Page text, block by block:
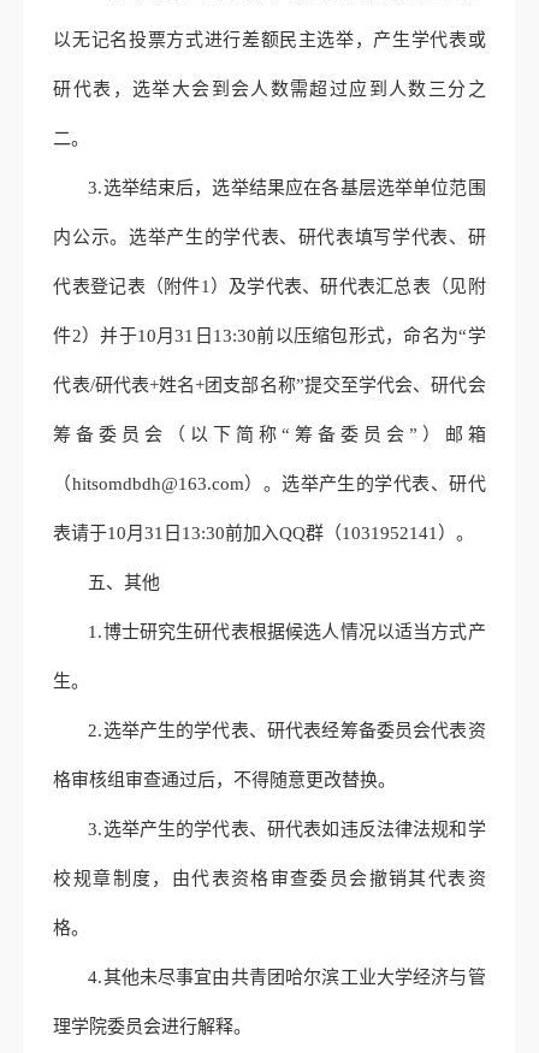
以无记名投票方式进行差额民主选举，产生学代表或
研代表，选举大会到会人数需超过应到人数三分之
二。
3.选举结束后，选举结果应在各基层选举单位范围
内公示。选举产生的学代表、研代表填写学代表、研
代表登记表（附件1）及学代表、研代表汇总表（见附
件2）并于10月31日13:30前以压缩包形式，命名为“学
代表/研代表+姓名+团支部名称”提交至学代会、研代会
筹备委员会 （以下简称“ 筹备委员会”）邮箱
（hitsomdbdh@163.com）。选举产生的学代表、研代
表请于10月31日 13:30前加入QQ群 （1031952141）。
五、其他
1.博士研究生研代表根据候选人情况以适当方式产
生。
2.选举产生的学代表、研代表经筹备委员会代表资
格审核组审查通过后，不得随意更改替换。
3.选举产生的学代表、研代表如违反法律法规和学
校规章制度，由代表资格审查委员会撤销其代表资
格。
4.其他未尽事宜由共青团哈尔滨工业大学经济与管
理学院委员会进行解释。